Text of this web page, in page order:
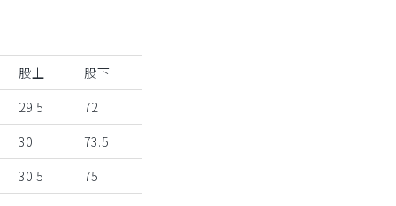
股上
股下
29.5
72
30
73.5
30.5
75